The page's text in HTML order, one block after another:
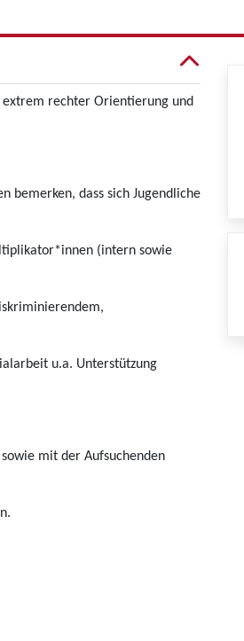
extrem rechter Orientierung und
dass sich Jugendliche
(intern sowie
u.a. Unterstützung
mit der Aufsuchenden